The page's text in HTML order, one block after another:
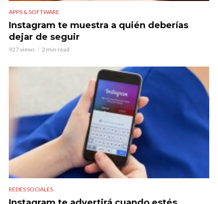
APPS & SOFTWARE
Instagram te muestra a quién deberías
dejar de seguir
927 views 2 min read
REDES SOCIALES